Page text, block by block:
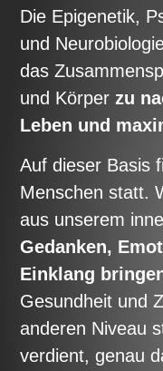
Die Epigenetik,
und
das
und Körperzu
Leben und
Auf dieser Basis
Menschen statt.
aus unserem
Gedanken,
Einklang
Gesundheit und
anderen Niveau
verdient, genau